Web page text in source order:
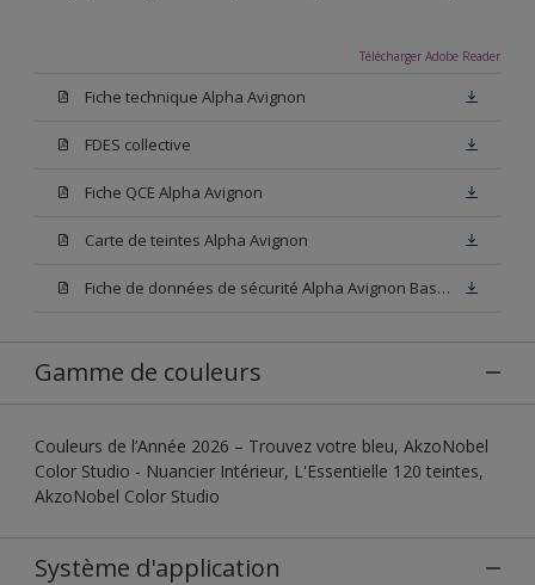
Télécharger Adobe Reader
Fiche technique Alpha Avignon
FDES collective
Fiche QCE Alpha Avignon
Carte de teintes Alpha Avignon
Fiche de données de sécurité Alpha Avignon Base W05
Gamme de couleurs
Couleurs de l’Année 2026 – Trouvez votre bleu, AkzoNobel
Color Studio - Nuancier Intérieur, L'Essentielle 120 teintes,
AkzoNobel Color Studio
Système d'application